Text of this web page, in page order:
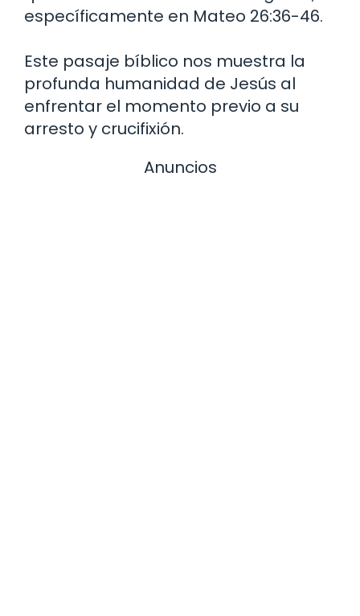
específicamente en Mateo 26:36-46.
Este pasaje bíblico nos muestra la
profunda humanidad de Jesús al
enfrentar el momento previo a su
arresto y crucifixión.
Anuncios